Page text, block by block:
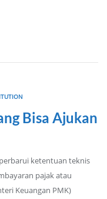
Bisa Ajukan
ketentuan teknis
pajak atau
Keuangan PMK)